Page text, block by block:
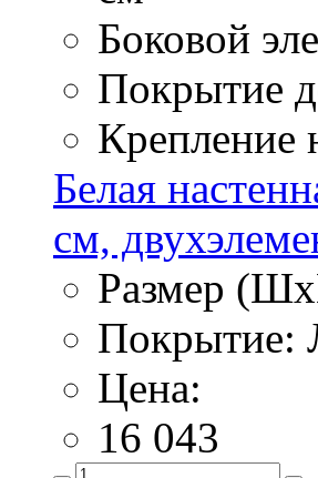
Боковой
Покрытие
Крепление
Белая
см,
Размер
Покрытие:
Цена:
16 043